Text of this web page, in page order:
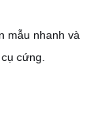
mẫu nhanh và
cứng.